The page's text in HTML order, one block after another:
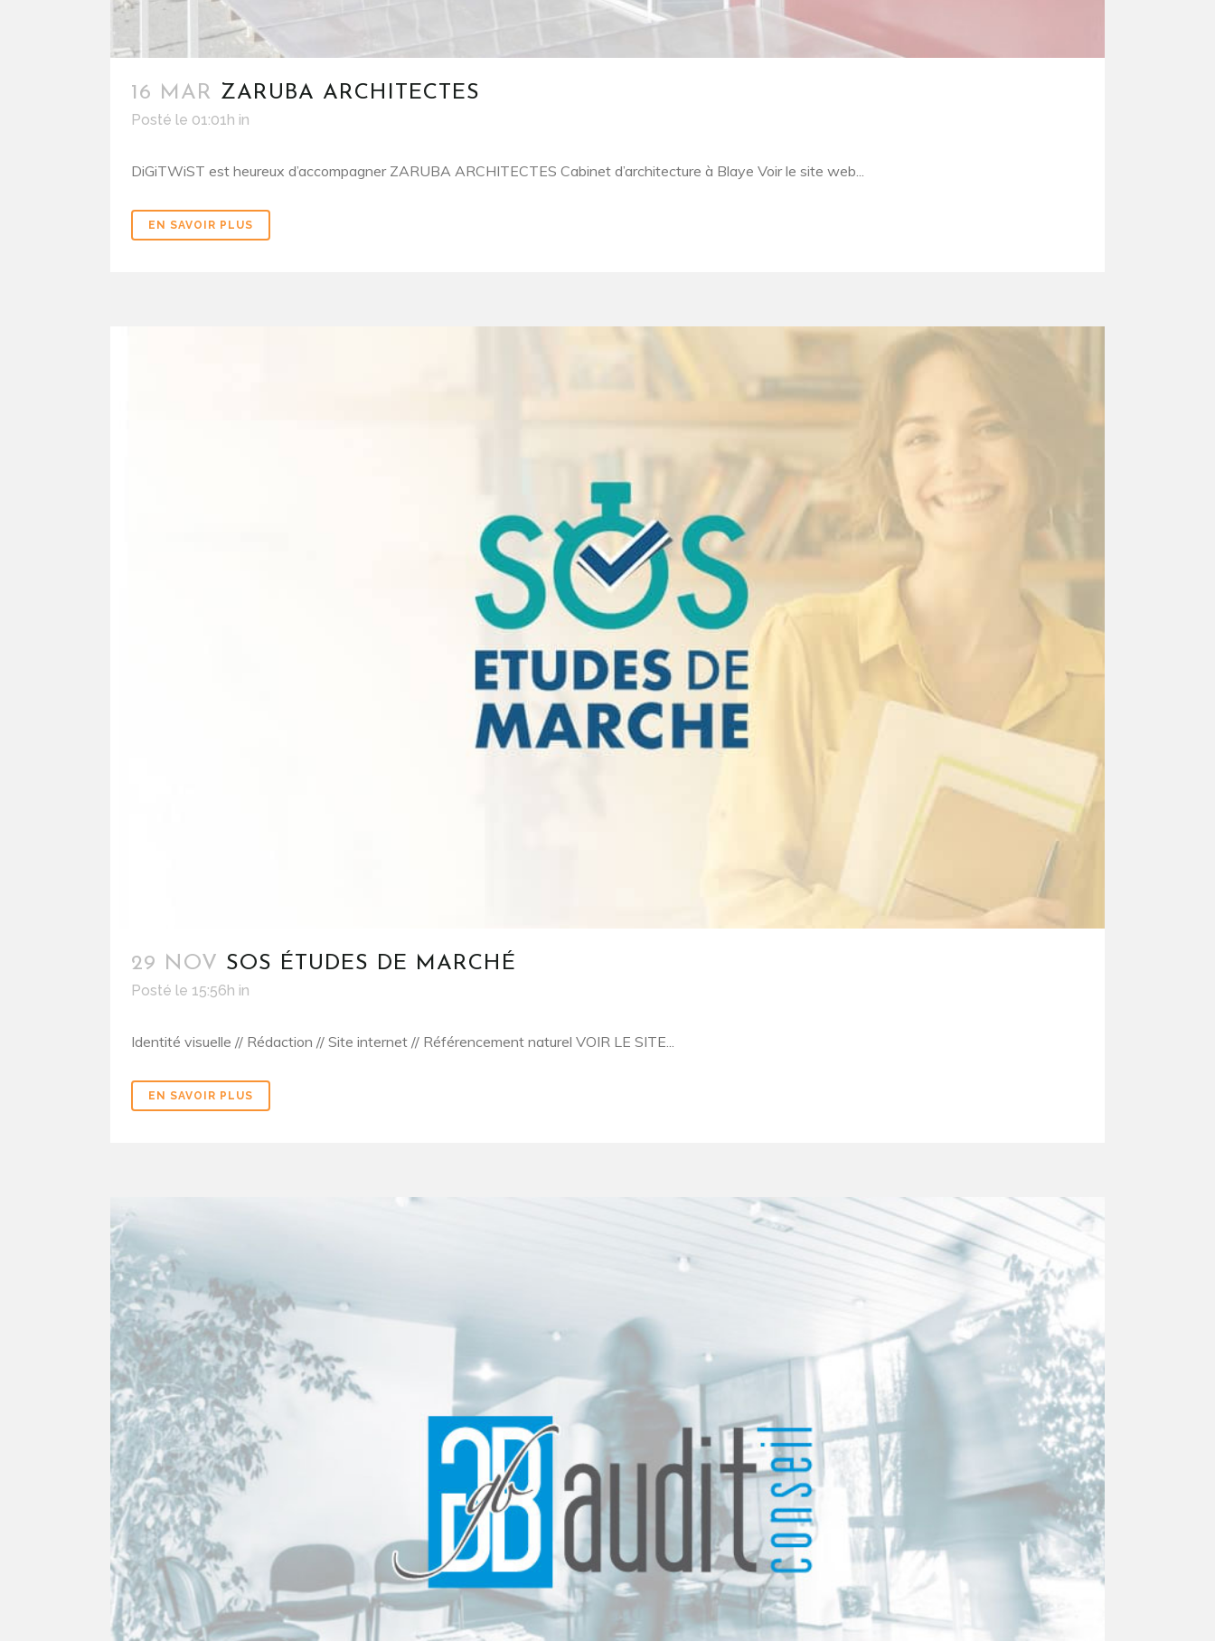
16 MAR ZARUBA ARCHITECTES
Posté le 01:01h in
DiGiTWiST est heureux d’accompagner ZARUBA ARCHITECTES Cabinet d’architecture à Blaye Voir le site web...
EN SAVOIR PLUS
29 NOV SOS ÉTUDES DE MARCHÉ
Posté le 15:56h in
Identité visuelle // Rédaction // Site internet // Référencement naturel VOIR LE SITE...
EN SAVOIR PLUS